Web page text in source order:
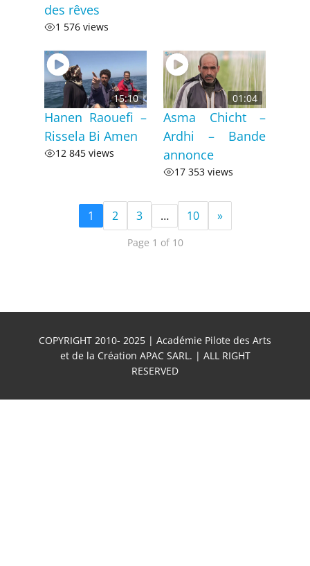
des rêves
1 576 views
15:10
Hanen Raouefi –
Rissela Bi Amen
12 845 views
01:04
Asma Chicht –
Ardhi – Bande
annonce
17 353 views
1 2 3 … 10 »
Page 1 of 10
COPYRIGHT 2010- 2025 | Académie Pilote des Arts
et de la Création APAC SARL. | ALL RIGHT
RESERVED